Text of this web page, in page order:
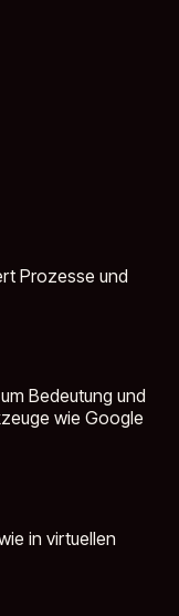
Prozesse und
Bedeutung und
wie Google
in virtuellen